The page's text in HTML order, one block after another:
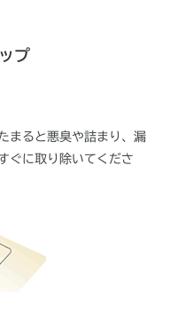
プ
まると悪臭や詰まり、漏
ぐに取り除いてくださ